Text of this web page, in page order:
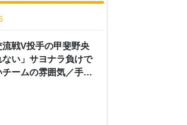
流戦V投手の甲斐野央
ない」サヨナラ負けで
ームの雰囲気／手記